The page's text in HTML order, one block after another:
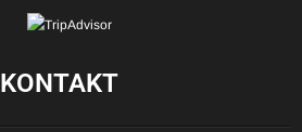
KONTAKT